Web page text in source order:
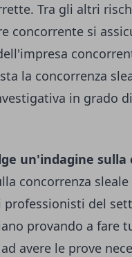
Tra gli altri
concorrente si
la concorrenza
in grado
un'indagine sulla
concorrenza
professionisti del
provando a fare
avere le prove